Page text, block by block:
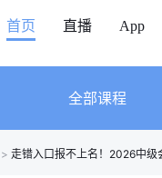
首页 直播 App
全部课程
> 走错入口报不上名！2026中级